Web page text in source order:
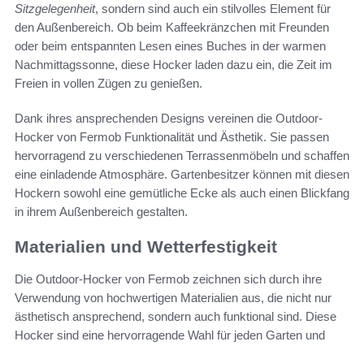
Sitzgelegenheit, sondern sind auch ein stilvolles Element für
den Außenbereich. Ob beim Kaffeekränzchen mit Freunden
oder beim entspannten Lesen eines Buches in der warmen
Nachmittagssonne, diese Hocker laden dazu ein, die Zeit im
Freien in vollen Zügen zu genießen.
Dank ihres ansprechenden Designs vereinen die Outdoor-
Hocker von Fermob Funktionalität und Ästhetik. Sie passen
hervorragend zu verschiedenen Terrassenmöbeln und schaffen
eine einladende Atmosphäre. Gartenbesitzer können mit diesen
Hockern sowohl eine gemütliche Ecke als auch einen Blickfang
in ihrem Außenbereich gestalten.
Materialien und Wetterfestigkeit
Die Outdoor-Hocker von Fermob zeichnen sich durch ihre
Verwendung von hochwertigen Materialien aus, die nicht nur
ästhetisch ansprechend, sondern auch funktional sind. Diese
Hocker sind eine hervorragende Wahl für jeden Garten und